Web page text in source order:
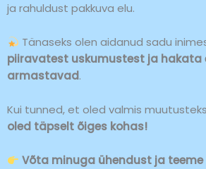
ja rahuldust pakkuva elu.
Tänaseks olen aidanud sadu
piiravatest uskumustest ja hakata
armastavad.
Kui tunned, et oled valmis
oled täpselt õiges kohas!
Võta minuga ühendust ja